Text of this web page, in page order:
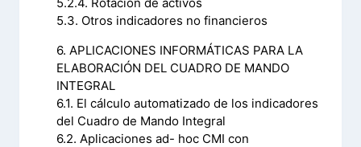
5.3. Otros indicadores no financieros
6. APLICACIONES INFORMÁTICAS PARA LA
ELABORACIÓN DEL CUADRO DE MANDO
INTEGRAL
6.1. El cálculo automatizado de los indicadores
del Cuadro de Mando Integral
6.2. Aplicaciones ad- hoc CMI con